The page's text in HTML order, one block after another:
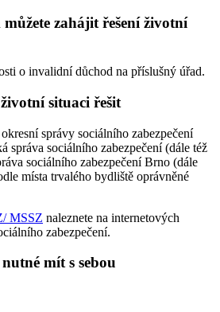
zahájit řešení životní
o invalidní důchod na příslušný úřad.
situaci řešit
správy sociálního zabezpečení
správa sociálního zabezpečení (dále též
sociálního zabezpečení Brno (dále
místa trvalého bydliště oprávněné
MSSZ naleznete na internetových
zabezpečení.
mít s sebou